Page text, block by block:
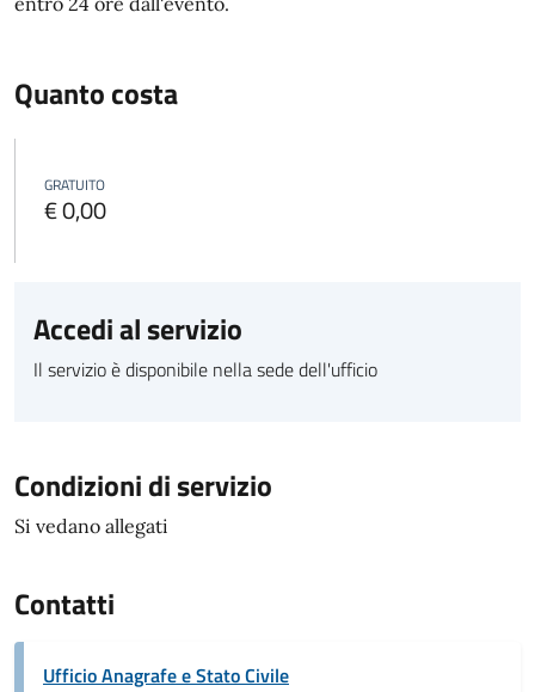
Quanto costa
GRATUITO
€ 0,00
Accedi al servizio
Il servizio è disponibile nella sede dell'ufficio
Condizioni di servizio
Si vedano allegati
Contatti
Ufficio Anagrafe e Stato Civile